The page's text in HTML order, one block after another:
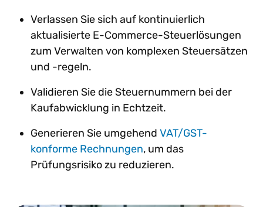
Verlassen Sie sich auf kontinuierlich
aktualisierte E-Commerce-Steuerlösungen
zum Verwalten von komplexen Steuersätzen
und -regeln.
Validieren Sie die Steuernummern bei der
Kaufabwicklung in Echtzeit.
Generieren Sie umgehend VAT/GST-
konforme Rechnungen, um das
Prüfungsrisiko zu reduzieren.